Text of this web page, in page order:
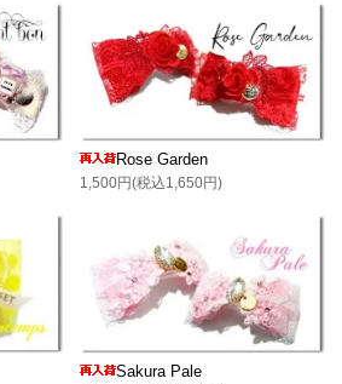
Rose Garden
1,500円(税込1,650円)
Sakura Pale